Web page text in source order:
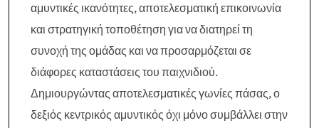
αμυντικές ικανότητες, αποτελεσματική επικοινωνία
και στρατηγική τοποθέτηση για να διατηρεί τη
συνοχή της ομάδας και να προσαρμόζεται σε
διάφορες καταστάσεις του παιχνιδιού.
Δημιουργώντας αποτελεσματικές γωνίες πάσας, ο
δεξιός κεντρικός αμυντικός όχι μόνο συμβάλλει στην